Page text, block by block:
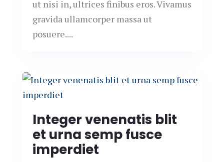
ut nisi in, ultrices finibus eros. Vivamus
gravida ullamcorper massa ut
posuere....
Integer venenatis blit
et urna semp fusce
imperdiet